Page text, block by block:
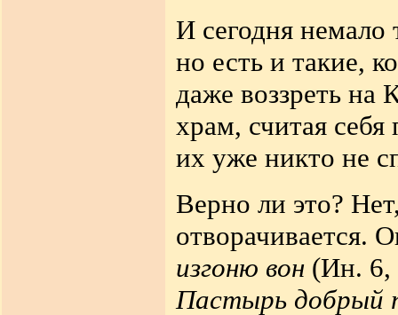
И сегодня
но есть и такие,
даже воззреть на
храм, считая
их уже никто не
Верно ли это?
отворачивается.
изгоню вон (Ин.
Пастырь добрый